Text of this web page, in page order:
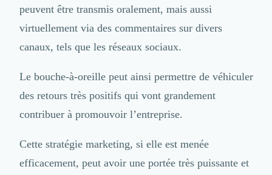
Publicité
Communication
Influence Marketing
Photographie
Études Marketing
Présentations PowerPoint
Email Marketing
Data Marketing
peuvent être transmis oralement, mais aussi
virtuellement via des commentaires sur divers
canaux, tels que les réseaux sociaux.
Le bouche-à-oreille peut ainsi permettre de véhiculer
des retours très positifs qui vont grandement
contribuer à promouvoir l’entreprise.
Cette stratégie marketing, si elle est menée
efficacement, peut avoir une portée très puissante et